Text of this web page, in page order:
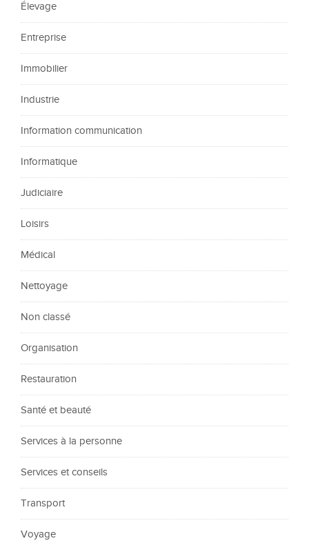
Élevage
Entreprise
Immobilier
Industrie
Information communication
Informatique
Judiciaire
Loisirs
Médical
Nettoyage
Non classé
Organisation
Restauration
Santé et beauté
Services à la personne
Services et conseils
Transport
Voyage